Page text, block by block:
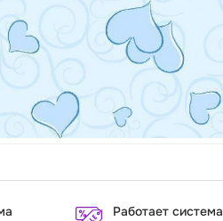
Работает система